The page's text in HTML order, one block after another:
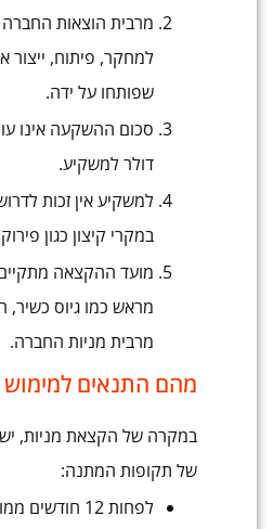
מרבית הוצאות החברה
למחקר, פיתוח, ייצור
שפותחו על ידה.
דולר למשקיע.
למשקיע אין זכות
במקרי קיצון כגון
מועד ההקצאה
מראש כמו גיוס
מרבית מניות החברה.
מהם התנאים
במקרה של הקצאת מניות,
של תקופות המתנה:
לפחות 12